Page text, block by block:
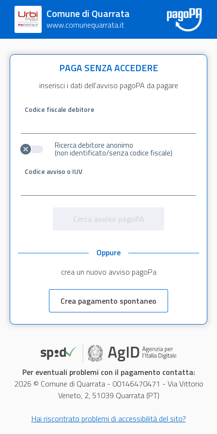
Comune di Quarrata
www.comunequarrata.it
PAGA SENZA ACCEDERE
inserisci i dati dell'avviso pagoPA da pagare
Codice fiscale debitore
Ricerca debitore anonimo
(non identificato/senza codice fiscale)
Codice avviso o IUV
Cerca avviso pagoPA
Oppure
crea un nuovo avviso pagoPa
Crea pagamento spontaneo
Per eventuali problemi con il pagamento contatta:
2026 © Comune di Quarrata - 00146470471 - Via Vittorio
Veneto, 2, 51039 Quarrata (PT)
Hai riscontrato problemi di accessibilità del sito?